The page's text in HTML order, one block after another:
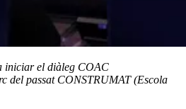
iniciar el diàleg COAC
del passat CONSTRUMAT (Escola